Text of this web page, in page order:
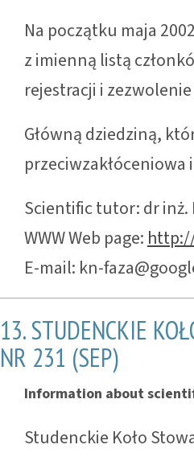
Na początku maja
z imienną listą
rejestracji i
Główną dziedziną,
przeciwzakłóceniowa
Scientific tutor: dr inż.
WWW Web page:
E-mail: kn-
13. STUDENCKIE
NR 231 (SEP)
Information about
Studenckie Koło